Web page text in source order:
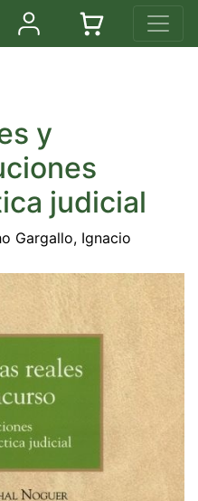
y
judicial
Gargallo, Ignacio